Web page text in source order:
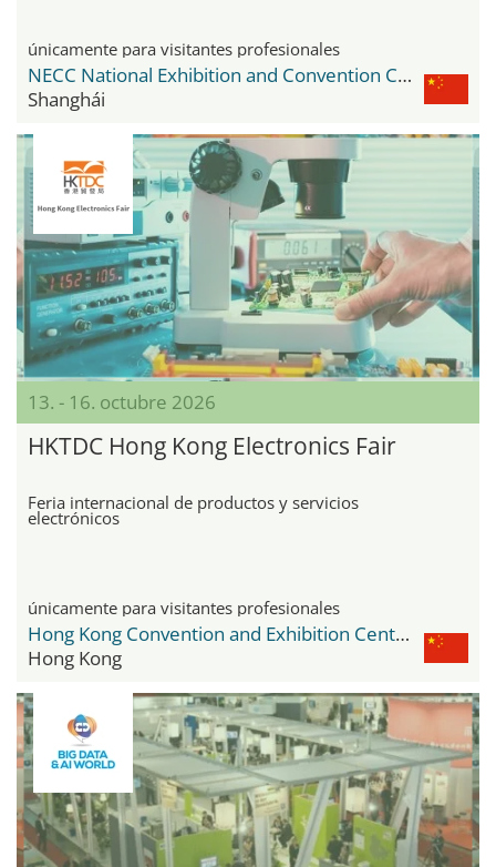
únicamente para visitantes profesionales
NECC National Exhibition and Convention Center
Shanghái
13. - 16. octubre 2026
HKTDC Hong Kong Electronics Fair
Feria internacional de productos y servicios
electrónicos
únicamente para visitantes profesionales
Hong Kong Convention and Exhibition Centre
Hong Kong